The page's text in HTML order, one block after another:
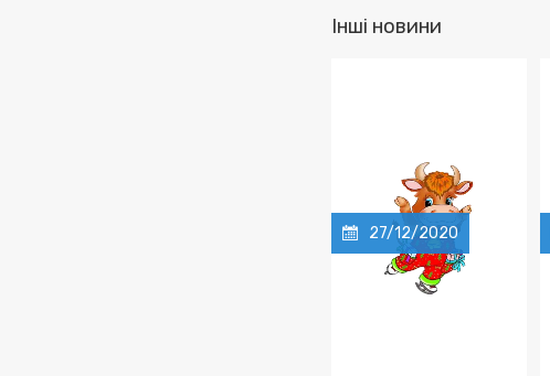
Інші новини
27/12/2020